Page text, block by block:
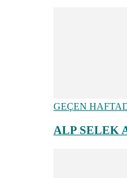
GEÇEN
ALP SELEK